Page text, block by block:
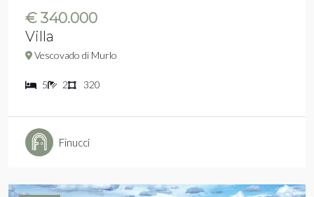
€ 340.000
Villa
Vescovado di Murlo
5 2 320
Finucci